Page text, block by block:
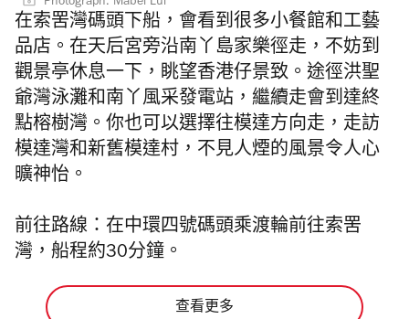
在索罟灣碼頭下船，會看到很多小餐館和工藝
品店。在天后宮旁沿南丫島家樂徑走，不妨到
觀景亭休息一下，眺望香港仔景致。途徑洪聖
爺灣泳灘和南丫風采發電站，繼續走會到達終
點榕樹灣。你也可以選擇往模達方向走，走訪
模達灣和新舊模達村，不見人煙的風景令人心
曠神怡。
前往路線：在中環四號碼頭乘渡輪前往索罟
灣，船程約30分鐘。
查看更多